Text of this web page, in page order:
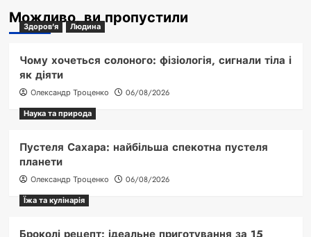
Можливо, ви пропустили
Здоров'я Людина
Чому хочеться солоного: фізіологія, сигнали тіла і
як діяти
Олександр Троценко
06/08/2026
Наука та природа
Пустеля Сахара: найбільша спекотна пустеля
планети
Олександр Троценко
06/08/2026
Їжа та кулінарія